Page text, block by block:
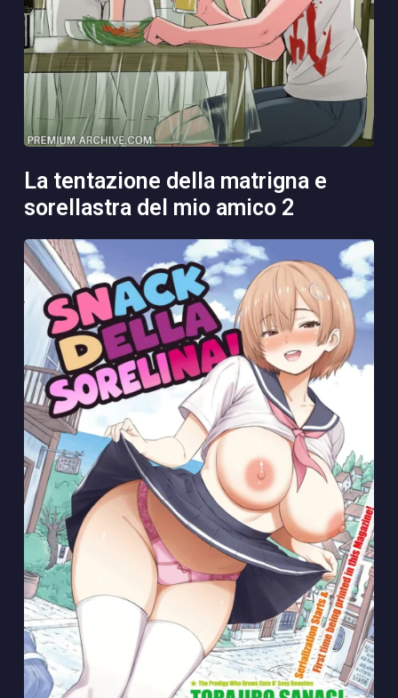
la tentazione della matrigna e
sorellastra del mio amico 2